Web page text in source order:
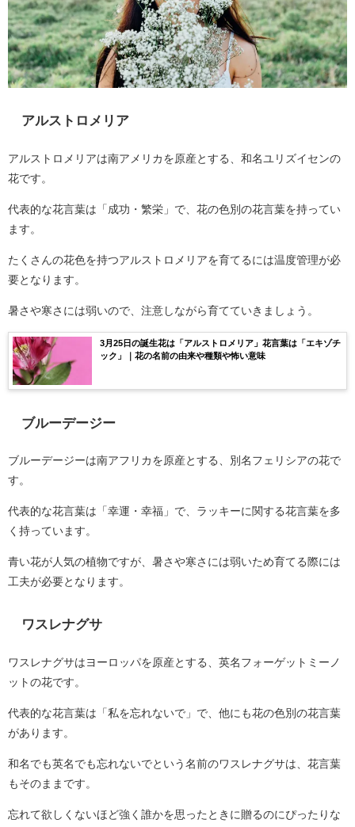
アルストロメリア
アルストロメリアは南アメリカを原産とする、和名ユリズイセンの
花です。
代表的な花言葉は「成功・繁栄」で、花の色別の花言葉を持ってい
ます。
たくさんの花色を持つアルストロメリアを育てるには温度管理が必
要となります。
暑さや寒さには弱いので、注意しながら育てていきましょう。
3月25日の誕生花は「アルストロメリア」花言葉は「エキゾチ
ック」｜花の名前の由来や種類や怖い意味
ブルーデージー
ブルーデージーは南アフリカを原産とする、別名フェリシアの花で
す。
代表的な花言葉は「幸運・幸福」で、ラッキーに関する花言葉を多
く持っています。
青い花が人気の植物ですが、暑さや寒さには弱いため育てる際には
工夫が必要となります。
ワスレナグサ
ワスレナグサはヨーロッパを原産とする、英名フォーゲットミーノ
ットの花です。
代表的な花言葉は「私を忘れないで」で、他にも花の色別の花言葉
があります。
和名でも英名でも忘れないでという名前のワスレナグサは、花言葉
もそのままです。
忘れて欲しくないほど強く誰かを思ったときに贈るのにぴったりな